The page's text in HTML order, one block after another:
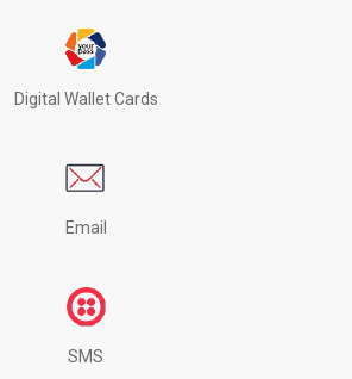
Digital Wallet Cards
Email
SMS